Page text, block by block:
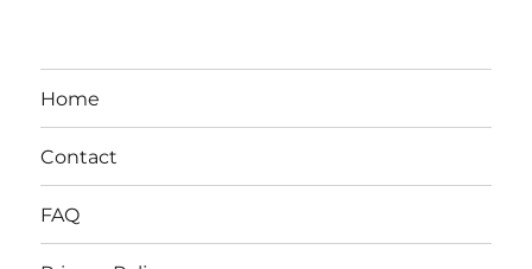
Home
Contact
FAQ